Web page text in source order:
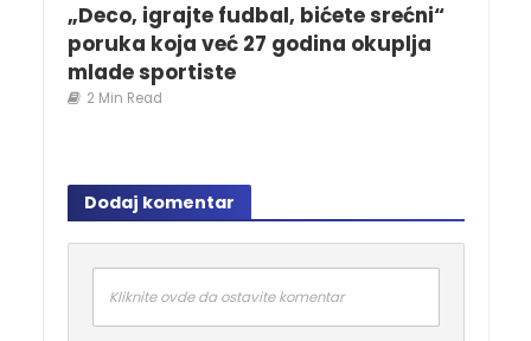
„Deco, igrajte fudbal, bićete srećni“
poruka koja već 27 godina okuplja
mlade sportiste
2 Min Read
Dodaj komentar
Kliknite ovde da ostavite komentar